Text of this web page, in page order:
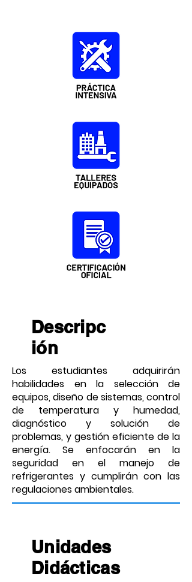
Descripc
ión
Los estudiantes adquirirán
habilidades en la selección de
equipos, diseño de sistemas, control
de temperatura y humedad,
diagnóstico y solución de
problemas, y gestión eficiente de la
energía. Se enfocarán en la
seguridad en el manejo de
refrigerantes y cumplirán con las
regulaciones ambientales.
Unidades
Didácticas